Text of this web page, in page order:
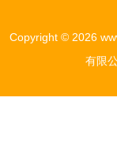
Copyright © 2026
有限